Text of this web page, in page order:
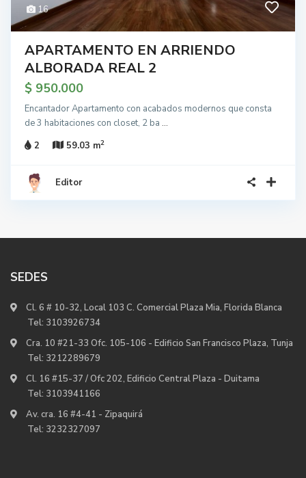
16
APARTAMENTO EN ARRIENDO
ALBORADA REAL 2
$ 950.000
Encantador Apartamento con acabados modernos que consta
de 3 habitaciones con closet, 2 ba ...
2
59.03 m2
Editor
SEDES
Cl. 6 # 10-32, Local 103 C. Comercial Plaza Mia, Florida Blanca
Tel: 3103926734
Cra. 10 #21-33 Ofc. 105-106 - Edificio San Francisco Plaza, Tunja
Tel: 3212289679
Cl. 16 #15-37 / Ofc 202, Edificio Central Plaza - Duitama
Tel: 3103941166
Av. cra. 16 #4-41 - Zipaquirá
Tel: 3232327097